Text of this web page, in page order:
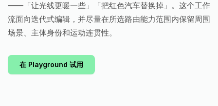
——「让光线更暖一些」「把红色汽车替换掉」。这个工作
流面向迭代式编辑，并尽量在所选路由能力范围内保留周围
场景、主体身份和运动连贯性。
在 Playground 试用